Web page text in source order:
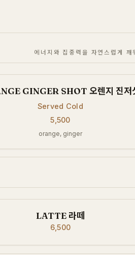
에너지와 집중력을 자연스럽게 깨
GINGER SHOT 오렌지 진저
Served Cold
5,500
orange, ginger
LATTE 라떼
6,500